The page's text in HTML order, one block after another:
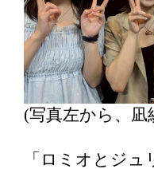
(写真左から、凪
「ロミオとジ